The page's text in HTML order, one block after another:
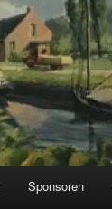
Sponsoren